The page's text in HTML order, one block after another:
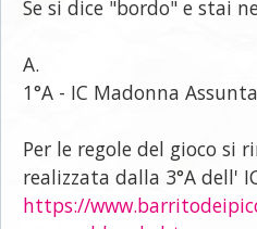
Se si dice "bordo" e stai
A.
1°A - IC Madonna
Per le regole del gioco si
realizzata dalla 3°A dell'
https://